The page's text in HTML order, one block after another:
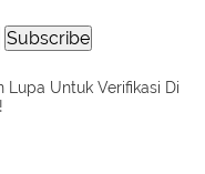
Lupa Untuk Verifikasi Di